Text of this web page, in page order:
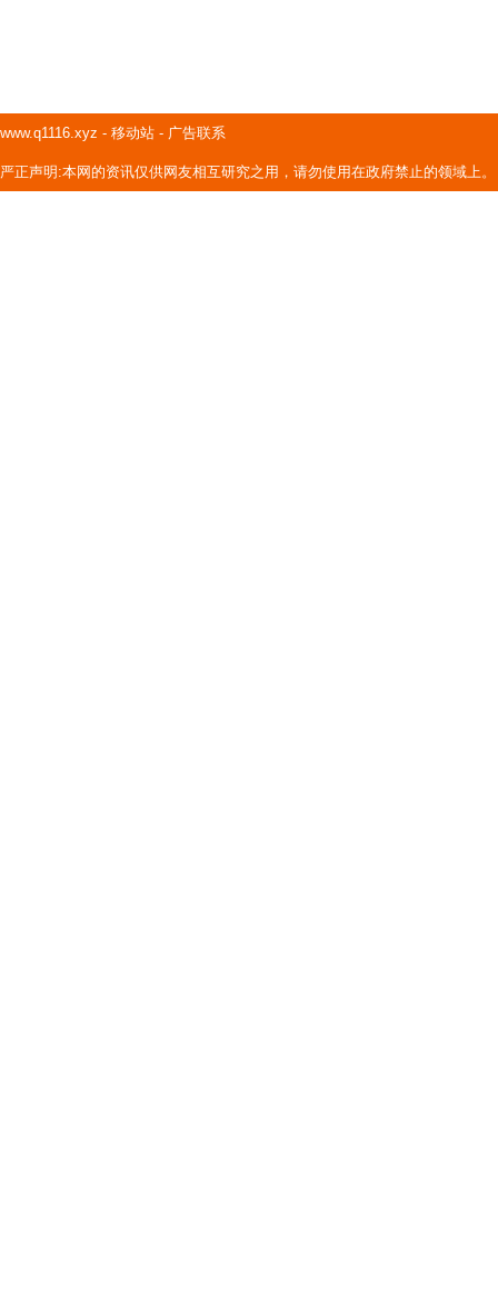
www.q1116.xyz - 移动站 - 广告联系
严正声明:本网的资讯仅供网友相互研究之用，请勿使用在政府禁止的领域上。